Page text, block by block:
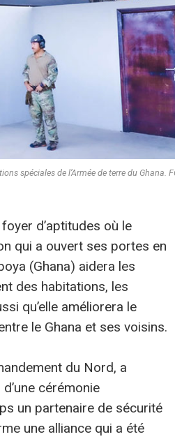
spéciales de l’Armée de terre du Ghana.
d’aptitudes où le
qui a ouvert ses portes en
(Ghana) aidera les
des habitations, les
qu’elle améliorera le
le Ghana et ses voisins.
du Nord, a
cérémonie
un partenaire de sécurité
une alliance qui a été